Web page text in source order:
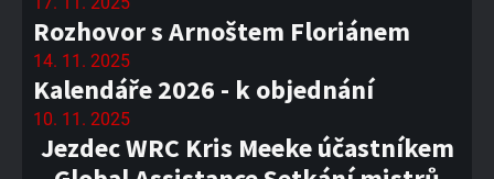
Rozhovor s Arnoštem Floriánem
14. 11. 2025
Kalendáře 2026 - k objednání
10. 11. 2025
Jezdec WRC Kris Meeke účastníkem